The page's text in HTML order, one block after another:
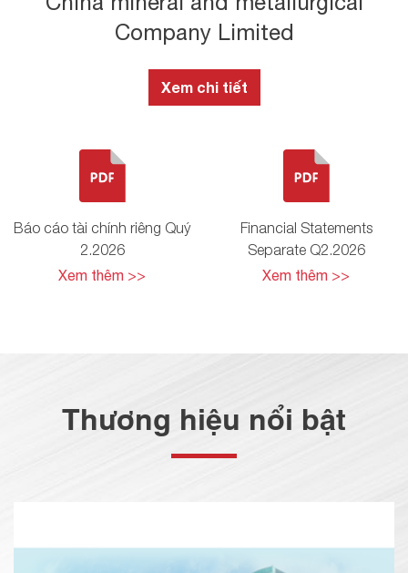
Company Limited
Xem chi tiết
Báo cáo tài chính riêng Quý
2.2026
Xem thêm >>
Financial Statements
Separate Q2.2026
Xem thêm >>
Thương hiệu nổi bật